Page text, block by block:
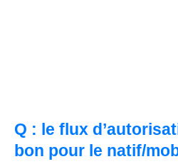
Q : le flux
bon pour le natif/